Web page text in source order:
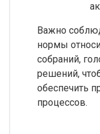
Важно
нормы
собраний,
решений,
обеспечить
процессов.